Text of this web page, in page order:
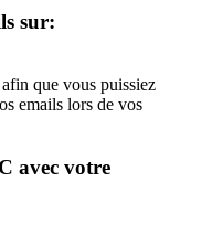
sur:
que vous puissiez
emails lors de vos
avec votre